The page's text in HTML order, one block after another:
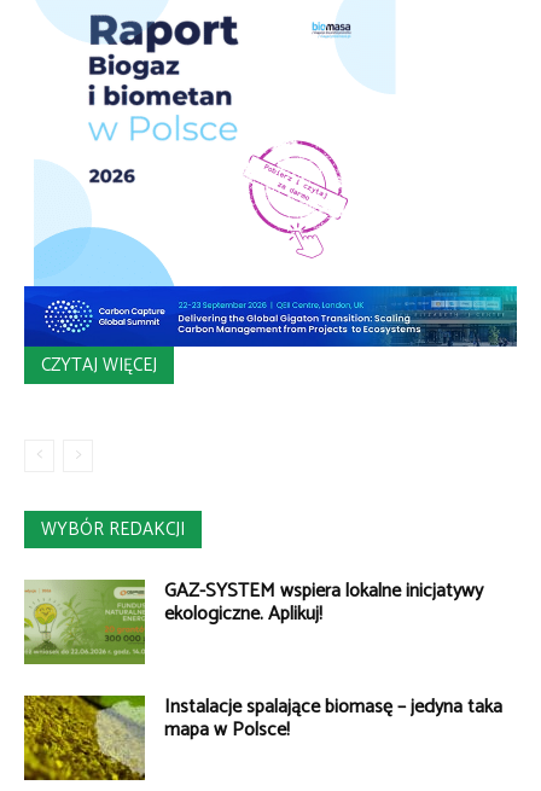
CZYTAJ WIĘCEJ
WYBÓR REDAKCJI
GAZ-SYSTEM wspiera lokalne inicjatywy
ekologiczne. Aplikuj!
Instalacje spalające biomasę – jedyna taka
mapa w Polsce!